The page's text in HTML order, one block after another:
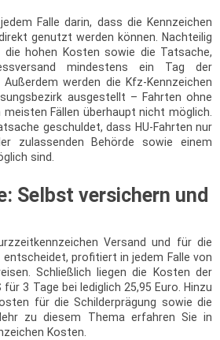
Falle darin, dass die Kennzeichen
genutzt werden können. Nachteilig
die hohen Kosten sowie die Tatsache,
mindestens ein Tag der
werden die Kfz-Kennzeichen
ausgestellt – Fahrten ohne
meisten Fällen überhaupt nicht möglich.
geschuldet, dass HU-Fahrten nur
zulassenden Behörde sowie einem
sind.
Selbst versichern und
Versand und für die
entscheidet, profitiert in jedem Falle von
Schließlich liegen die Kosten der
3 Tage bei lediglich 25,95 Euro. Hinzu
für die Schilderprägung sowie die
zu diesem Thema erfahren Sie in
Kosten.